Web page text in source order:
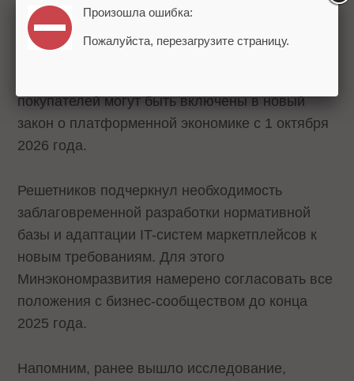
заказы, – сообщил Решетников на
встрече с бизнес-сообществом.
покупателей могут быть включены в новый
закон о платформенной экономике с 1 октября
2026 года.
Решетников подчеркнул необходимость
заблаговременной разработки нормативной
базы и адаптации IT-систем маркетплейсов к
новым требованиям. Для этого
Минэкономразвития намерено согласовать все
положения с бизнес-сообществом до конца
2025 года.
Напомним, ранее вышло исследование,
Произошла ошибка:
Пожалуйста, перезагрузите страницу.